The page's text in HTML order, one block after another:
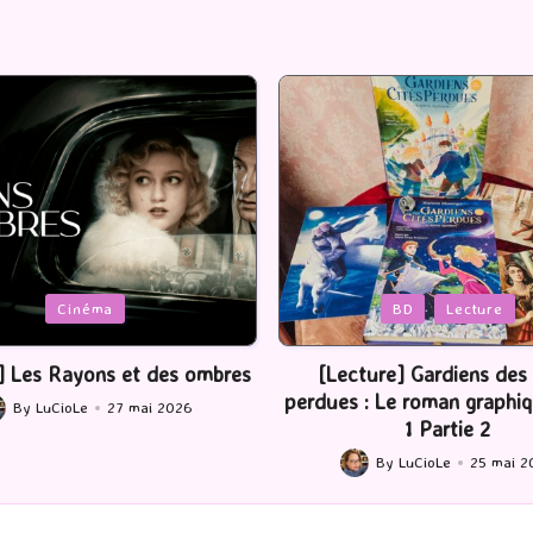
BD Lecture
Gardiens des cités
: Le roman graphique Tome
Posted
in
Serie Tv USA
[Série TV] The Madison :
by
By LuCioLe 22 mai